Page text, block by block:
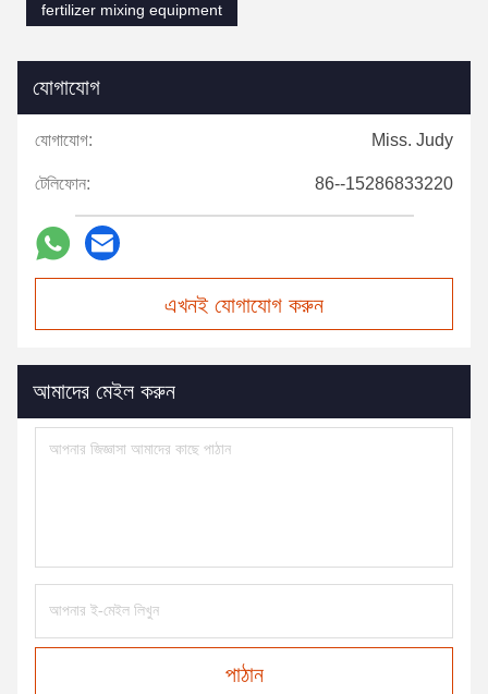
fertilizer mixing equipment
যোগাযোগ
যোগাযোগ: Miss. Judy
টেলিফোন: 86--15286833220
এখনই যোগাযোগ করুন
আমাদের মেইল করুন
পাঠান